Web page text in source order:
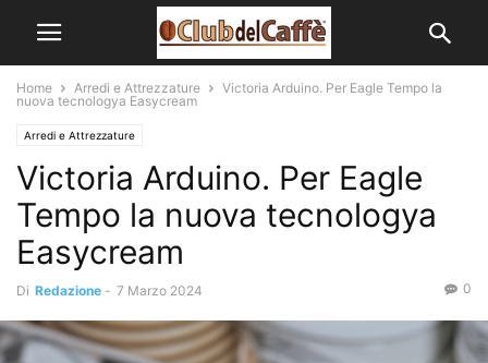
Home Arredi e Attrezzature
Victoria Arduino. Per Eagle Tempo la
nuova tecnologya Easycream
Arredi e Attrezzature
Victoria Arduino. Per Eagle
Tempo la nuova tecnologya
Easycream
Di Redazione - 7 Marzo 2024 0